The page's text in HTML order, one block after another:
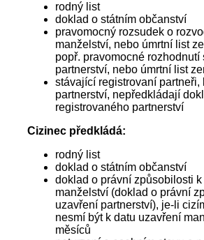
rodný list
doklad o státním občanství
pravomocný rozsudek o
manželství, nebo úmrtní list
popř. pravomocné rozhodnutí
partnerství, nebo úmrtní list
stávající registrovaní partneři,
partnerství, nepředkládají
registrovaného partnerství
Cizinec předkládá:
rodný list
doklad o státním občanství
doklad o právní způsobilosti
manželství (doklad o právní
uzavření partnerství), je-li
nesmí být k datu uzavření
měsíců